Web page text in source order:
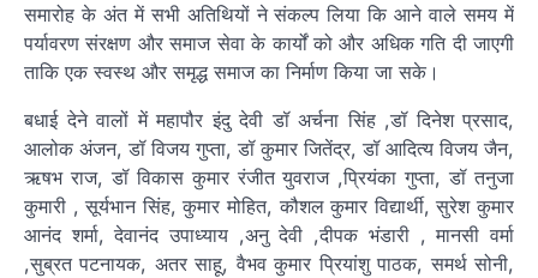
समारोह के अंत में सभी अतिथियों ने संकल्प लिया कि आने वाले समय में
पर्यावरण संरक्षण और समाज सेवा के कार्यों को और अधिक गति दी जाएगी
ताकि एक स्वस्थ और समृद्ध समाज का निर्माण किया जा सके।
बधाई देने वालों में महापौर इंदु देवी डॉ अर्चना सिंह ,डॉ दिनेश प्रसाद,
आलोक अंजन, डॉ विजय गुप्ता, डॉ कुमार जितेंद्र, डॉ आदित्य विजय जैन,
ऋषभ राज, डॉ विकास कुमार रंजीत युवराज ,प्रियंका गुप्ता, डॉ तनुजा
कुमारी , सूर्यभान सिंह, कुमार मोहित, कौशल कुमार विद्यार्थी, सुरेश कुमार
आनंद शर्मा, देवानंद उपाध्याय ,अनु देवी ,दीपक भंडारी , मानसी वर्मा
,सुब्रत पटनायक, अतर साहू, वैभव कुमार प्रियांशु पाठक, समर्थ सोनी,